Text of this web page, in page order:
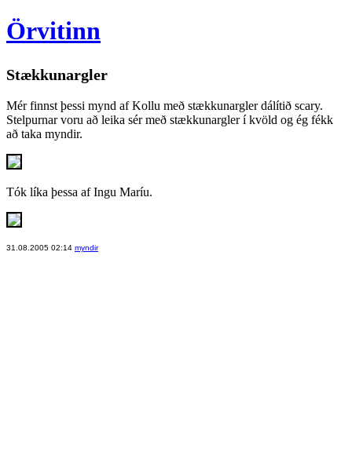
Örvitinn
Stækkunargler
Mér finnst þessi mynd af Kollu með stækkunargler dálítið scary.
Stelpurnar voru að leika sér með stækkunargler í kvöld og ég fékk
að taka myndir.
Tók líka þessa af Ingu Maríu.
31.08.2005 02:14 myndir